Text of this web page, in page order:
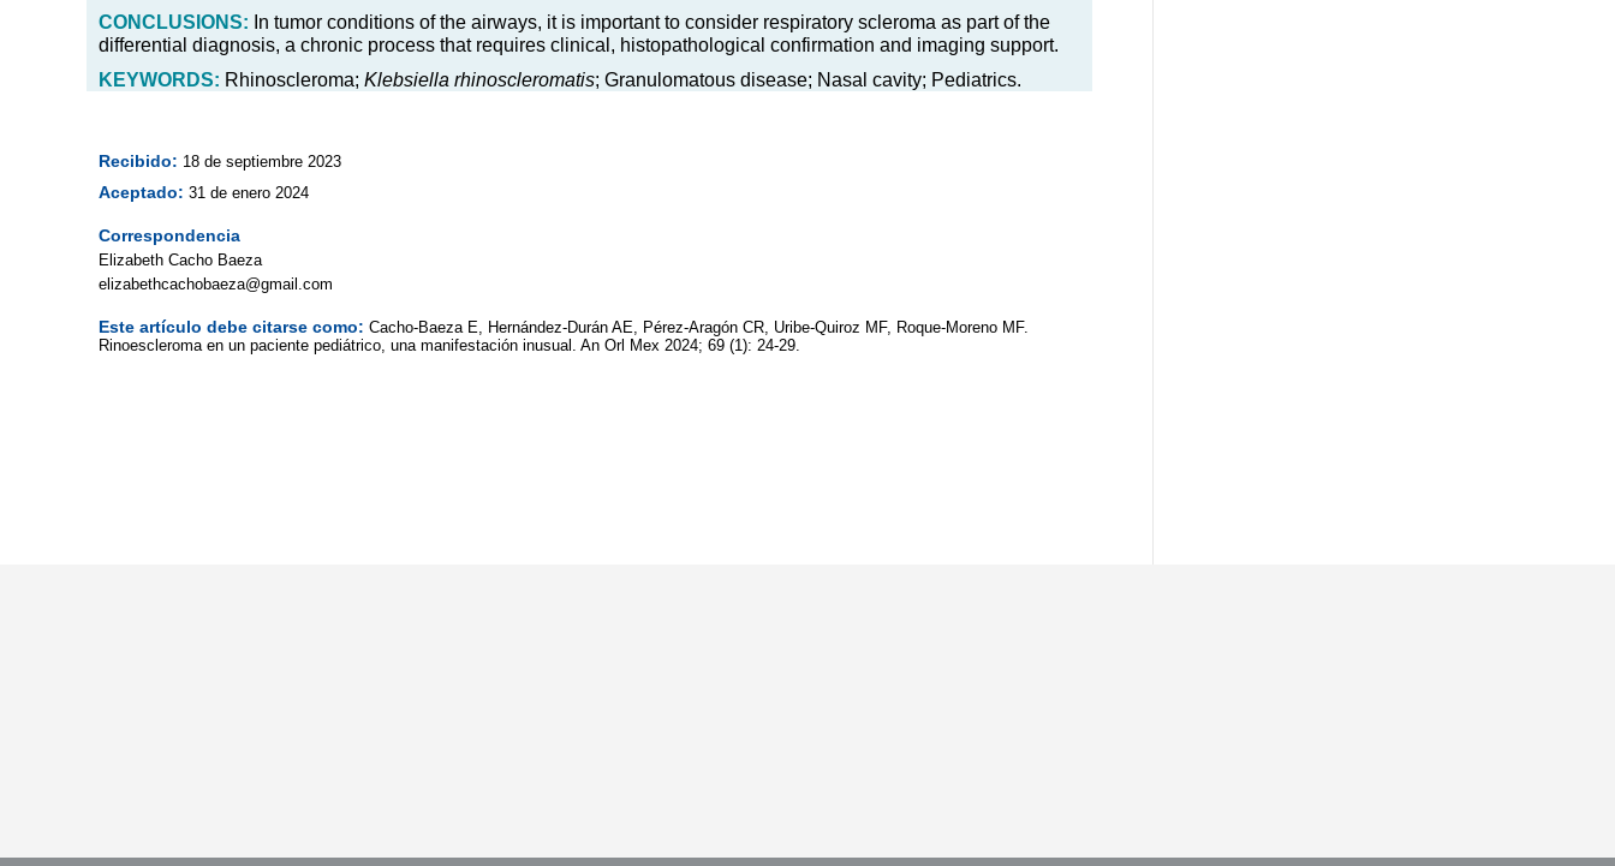
CONCLUSIONS: In tumor conditions of the airways, it is important to consider respiratory scleroma as part of the
differential diagnosis, a chronic process that requires clinical, histopathological confirmation and imaging support.
KEYWORDS: Rhinoscleroma; Klebsiella rhinoscleromatis; Granulomatous disease; Nasal cavity; Pediatrics.
Recibido: 18 de septiembre 2023
Aceptado: 31 de enero 2024
Correspondencia
Elizabeth Cacho Baeza
elizabethcachobaeza@gmail.com
Este artículo debe citarse como: Cacho-Baeza E, Hernández-Durán AE, Pérez-Aragón CR, Uribe-Quiroz MF, Roque-Moreno MF.
Rinoescleroma en un paciente pediátrico, una manifestación inusual. An Orl Mex 2024; 69 (1): 24-29.